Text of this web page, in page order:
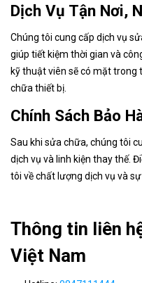
Dịch Vụ Tận Nơi,
Chúng tôi cung cấp dịch vụ
giúp tiết kiệm thời gian và
kỹ thuật viên sẽ có mặt trong
chữa thiết bị.
Chính Sách Bảo
Sau khi sửa chữa, chúng tôi
dịch vụ và linh kiện thay thế.
tôi về chất lượng dịch vụ và
Thông tin liên
Việt Nam